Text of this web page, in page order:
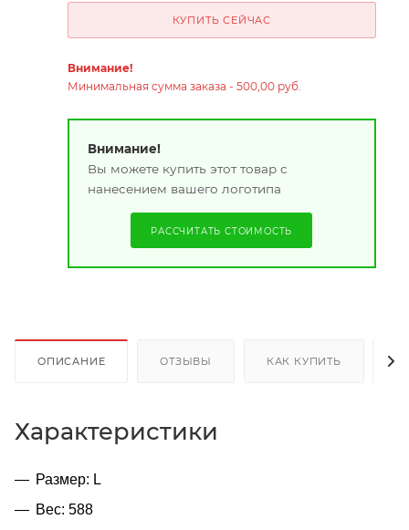
КУПИТЬ СЕЙЧАС
Внимание!
Минимальная сумма заказа - 500,00 руб.
Внимание!
Вы можете купить этот товар с
нанесением вашего логотипа
РАССЧИТАТЬ СТОИМОСТЬ
ОПИСАНИЕ ОТЗЫВЫ КАК КУПИТЬ
Характеристики
Размер: L
Вес: 588